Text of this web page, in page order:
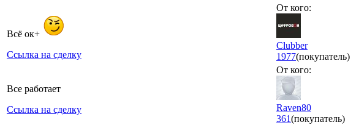
Всё ок+
Ссылка на сделку
От кого:
Сlubber
1977(покупатель)
Все работает
Ссылка на сделку
От кого:
Raven80
361(покупатель)